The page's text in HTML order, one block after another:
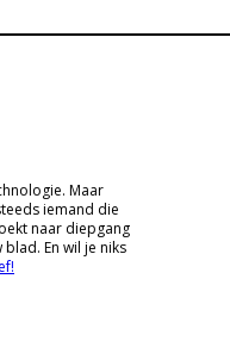
Maar
iemand die
naar diepgang
En wil je niks